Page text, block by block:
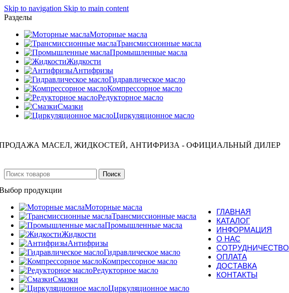
Skip to navigation Skip to main content
Разделы
Моторные масла
Трансмиссионные масла
Промышленные масла
Жидкости
Антифризы
Гидравлическое масло
Компрессорное масло
Редукторное масло
Смазки
Циркуляционное масло
МАСЕЛ, ЖИДКОСТЕЙ, АНТИФРИЗА - ОФИЦИАЛЬНЫЙ ДИЛЕР
Поиск
продукции
Моторные масла
Трансмиссионные масла
Промышленные масла
Жидкости
Антифризы
Гидравлическое масло
Компрессорное масло
Редукторное масло
Смазки
Циркуляционное масло
ГЛАВНАЯ
КАТАЛОГ
ИНФОРМАЦИЯ
О НАС
СОТРУДНИЧЕСТВО
ОПЛАТА
ДОСТАВКА
КОНТАКТЫ